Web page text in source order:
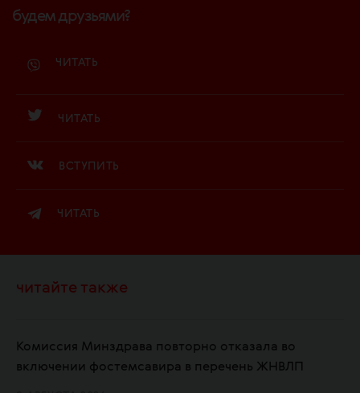
будем друзьями?
ЧИТАТЬ
ЧИТАТЬ
ВСТУПИТЬ
ЧИТАТЬ
читайте также
Комиссия Минздрава повторно отказала во
включении фостемсавира в перечень ЖНВЛП